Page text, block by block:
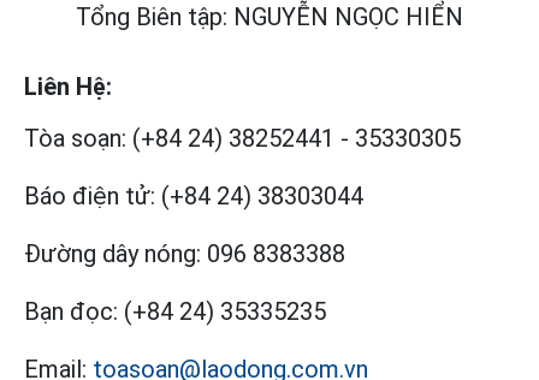
Tổng Biên tập: NGUYỄN NGỌC HIỂN
Liên Hệ:
Tòa soạn: (+84 24) 38252441 - 35330305
Báo điện tử: (+84 24) 38303044
Đường dây nóng: 096 8383388
Bạn đọc: (+84 24) 35335235
Email: toasoan@laodong.com.vn